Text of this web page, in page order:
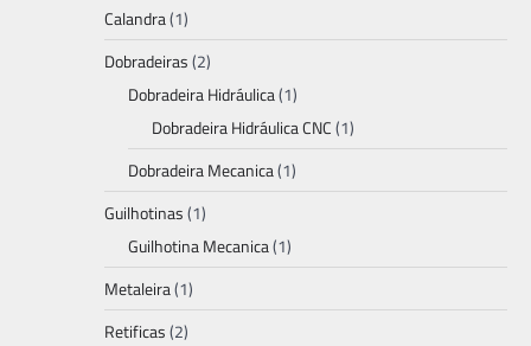
Calandra(1)
Dobradeiras(2)
Dobradeira Hidráulica(1)
Dobradeira Hidráulica CNC(1)
Dobradeira Mecanica(1)
Guilhotinas(1)
Guilhotina Mecanica(1)
Metaleira(1)
Retificas(2)